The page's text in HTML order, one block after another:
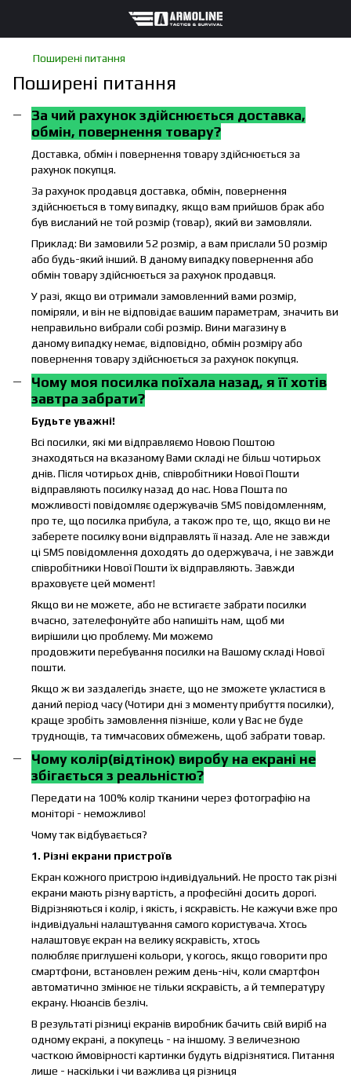
Поширені питання
Поширені питання
За чий рахунок здійснюється доставка,
обмін, повернення товару?
Доставка, обмін і повернення товару здійснюється за
рахунок покупця.
За рахунок продавця доставка, обмін, повернення
здійснюється в тому випадку, якщо вам прийшов брак або
був висланий не той розмір (товар), який ви замовляли.
Приклад: Ви замовили 52 розмір, а вам прислали 50 розмір
або будь-який інший. В даному випадку повернення або
обмін товару здійснюється за рахунок продавця.
У разі, якщо ви отримали замовленний вами розмір,
поміряли, и він не відповідає вашим параметрам, значить ви
неправильно вибрали собі розмір. Вини магазину в
даному випадку немає, відповідно, обмін розміру або
повернення товару здійснюється за рахунок покупця.
Чому моя посилка поїхала назад, я її хотів
завтра забрати?
Будьте уважні!
Всі посилки, які ми відправляємо Новою Поштою
знаходяться на вказаному Вами складі не більш чотирьох
днів. Після чотирьох днів, співробітники Нової Пошти
відправляють посилку назад до нас. Нова Пошта по
можливості повідомляє одержувачів SMS повідомленням,
про те, що посилка прибула, а також про те, що, якщо ви не
заберете посилку вони відправлять її назад. Але не завжди
ці SMS повідомлення доходять до одержувача, і не завжди
співробітники Нової Пошти їх відправляють. Завжди
враховуєте цей момент!
Якщо ви не можете, або не встигаєте забрати посилки
вчасно, зателефонуйте або напишіть нам, щоб ми
вирішили цю проблему. Ми можемо
продовжити перебування посилки на Вашому складі Нової
пошти.
Якщо ж ви заздалегідь знаєте, що не зможете укластися в
даний період часу (Чотири дні з моменту прибуття посилки),
краще зробіть замовлення пізніше, коли у Вас не буде
труднощів, та тимчасових обмежень, щоб забрати товар.
Чому колір(відтінок) виробу на екрані не
збігається з реальністю?
Передати на 100% колір тканини через фотографію на
моніторі - неможливо!
Чому так відбувається?
1. Різні екрани пристроїв
Екран кожного пристрою індивідуальний. Не просто так різні
екрани мають різну вартість, а професійні досить дорогі.
Відрізняються і колір, і якість, і яскравість. Не кажучи вже про
індивідуальні налаштування самого користувача. Хтось
налаштовує екран на велику яскравість, хтось
полюбляє приглушені кольори, у когось, якщо говорити про
смартфони, встановлен режим день-ніч, коли смартфон
автоматично змінює не тільки яскравість, а й температуру
екрану. Нюансів безліч.
В результаті різниці екранів виробник бачить свій виріб на
одному екрані, а покупець - на іншому. З величезною
часткою ймовірності картинки будуть відрізнятися. Питання
лише - наскільки і чи важлива ця різниця